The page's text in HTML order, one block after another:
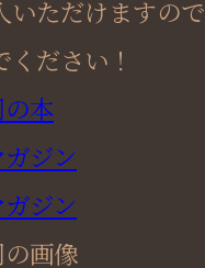
いただけますので
ださい！